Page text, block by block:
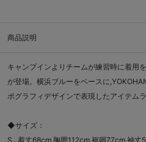
商品説明
キャンプインよりチームが練習時に着用
が登場。横浜ブルーをベースに
ポグラフィデザインで表現したアイテム
◆サイズ：
S...着丈68cm,胸囲112cm,裾廻77cm,袖丈